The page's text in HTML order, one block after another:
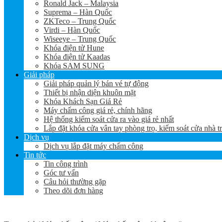
Ronald Jack – Malaysia
Suprema – Hàn Quốc
ZKTeco – Trung Quốc
Virdi – Hàn Quốc
Wiseeye – Trung Quốc
Khóa điện tử Hune
Khóa điện tử Kaadas
Khóa SAM SUNG
Giải pháp
Giải pháp quản lý bán vé tự động
Thiết bị nhận diện khuôn mặt
Khóa Khách Sạn Giá Rẻ
Máy chấm công giá rẻ, chính hãng
Hệ thống kiểm soát cửa ra vào giá rẻ nhất
Lắp đặt khóa cửa vân tay phòng trọ, kiểm soát cửa nhà
Dịch vụ
Dịch vụ lắp đặt máy chấm công
Tin tức
Tin công trình
Góc tư vấn
Câu hỏi thường gặp
Theo dõi đơn hàng